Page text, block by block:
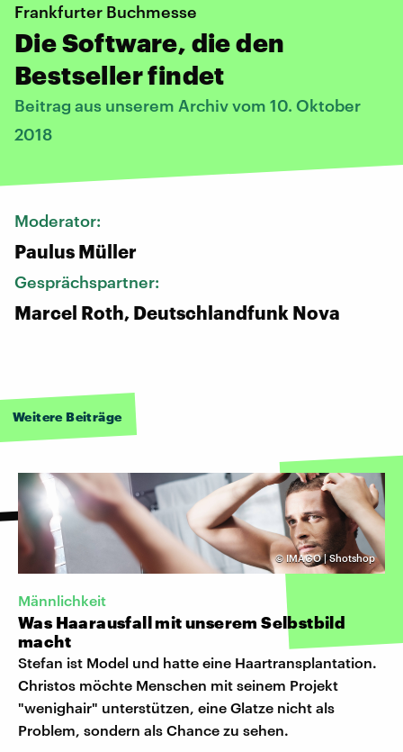
Frankfurter Buchmesse
Die Software, die den
Bestseller findet
Beitrag aus unserem Archiv vom 10. Oktober
2018
Moderator:
Paulus Müller
Gesprächspartner:
Marcel Roth, Deutschlandfunk Nova
Weitere Beiträge
©IMAGO | Shotshop
Männlichkeit
Was Haarausfall mit unserem Selbstbild
macht
Stefan ist Model und hatte eine Haartransplantation.
Christos möchte Menschen mit seinem Projekt
"wenighair" unterstützen, eine Glatze nicht als
Problem, sondern als Chance zu sehen.